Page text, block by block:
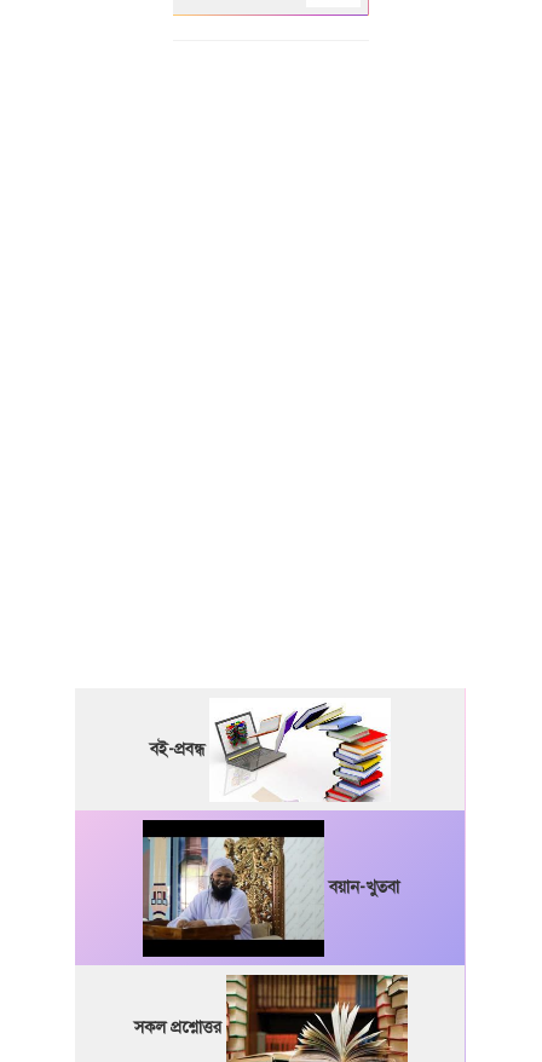
বই-প্রবন্ধ
বয়ান-খুতবা
সকল প্রশ্নোত্তর